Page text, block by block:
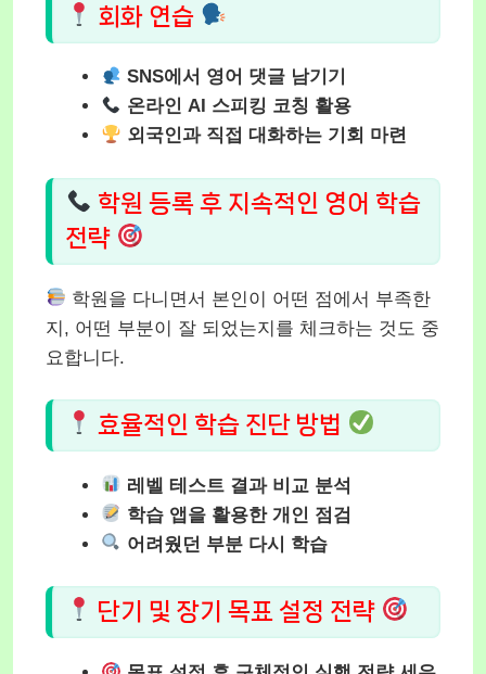
회화 연습
SNS에서 영어 댓글 남기기
온라인 AI 스피킹 코칭 활용
외국인과 직접 대화하는 기회 마련
학원 등록 후 지속적인 영어 학습
전략
학원을 다니면서 본인이 어떤 점에서 부족한
지, 어떤 부분이 잘 되었는지를 체크하는 것도 중
요합니다.
효율적인 학습 진단 방법
레벨 테스트 결과 비교 분석
학습 앱을 활용한 개인 점검
어려웠던 부분 다시 학습
단기 및 장기 목표 설정 전략